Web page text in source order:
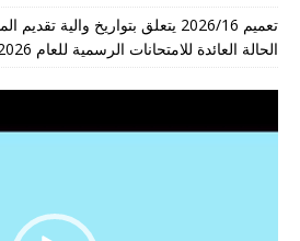
تعميم 2026/16 يتعلق بتواريخ والية
الحالة العائدة للامتحانات الرسمية للعام 2026